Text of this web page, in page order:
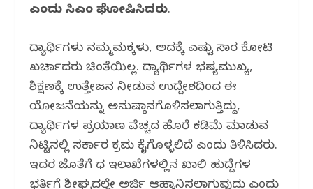
ಎಂದು ಸಿಎಂ ಘೋಷಿಸಿದರು.
ವಿದ್ಯಾರ್ಥಿಗಳು ನಮ್ಮಮಕ್ಕಳು, ಅದಕ್ಕೆ ಎಷ್ಟು ಸಾವಿರ ಕೋಟಿ
ಖರ್ಚಾದರು ಚಿಂತೆಯಿಲ್ಲ. ವಿದ್ಯಾರ್ಥಿಗಳ ಭವಿಷ್ಯ‌ಮುಖ್ಯ,
ಶಿಕ್ಷಣಕ್ಕೆ ಉತ್ತೇಜನ ನೀಡುವ ಉದ್ದೇಶದಿಂದ ಈ
ಯೋಜನೆಯನ್ನು ಅನುಷ್ಠಾನಗೊಳಿಸಲಾಗುತ್ತಿದ್ದು,
ವಿದ್ಯಾರ್ಥಿಗಳ ಪ್ರಯಾಣ ವೆಚ್ಚದ ಹೊರೆ ಕಡಿಮೆ ಮಾಡುವ
ನಿಟ್ಟಿನಲ್ಲಿ ಸರ್ಕಾರ ಕ್ರಮ ಕೈಗೊಳ್ಳಲಿದೆ ಎಂದು ತಿಳಿಸಿದರು.
ಇದರ ಜೊತೆಗೆ ವಿವಿಧ ಇಲಾಖೆಗಳಲ್ಲಿನ ಖಾಲಿ ಹುದ್ದೆಗಳ